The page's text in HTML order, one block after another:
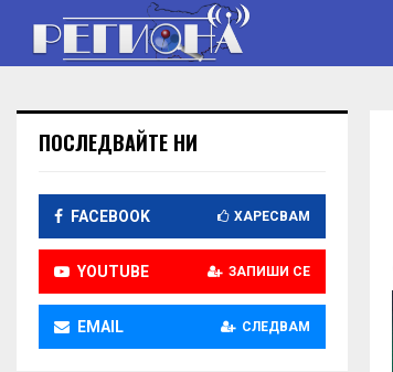
ПОСЛЕДВАЙТЕ НИ
FACEBOOK ХАРЕСВАМ
YOUTUBE ЗАПИШИ СЕ
EMAIL СЛЕДВАМ